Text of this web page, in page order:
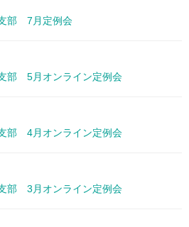
部 7月定例会
部 5月オンライン定例会
部 4月オンライン定例会
部 3月オンライン定例会